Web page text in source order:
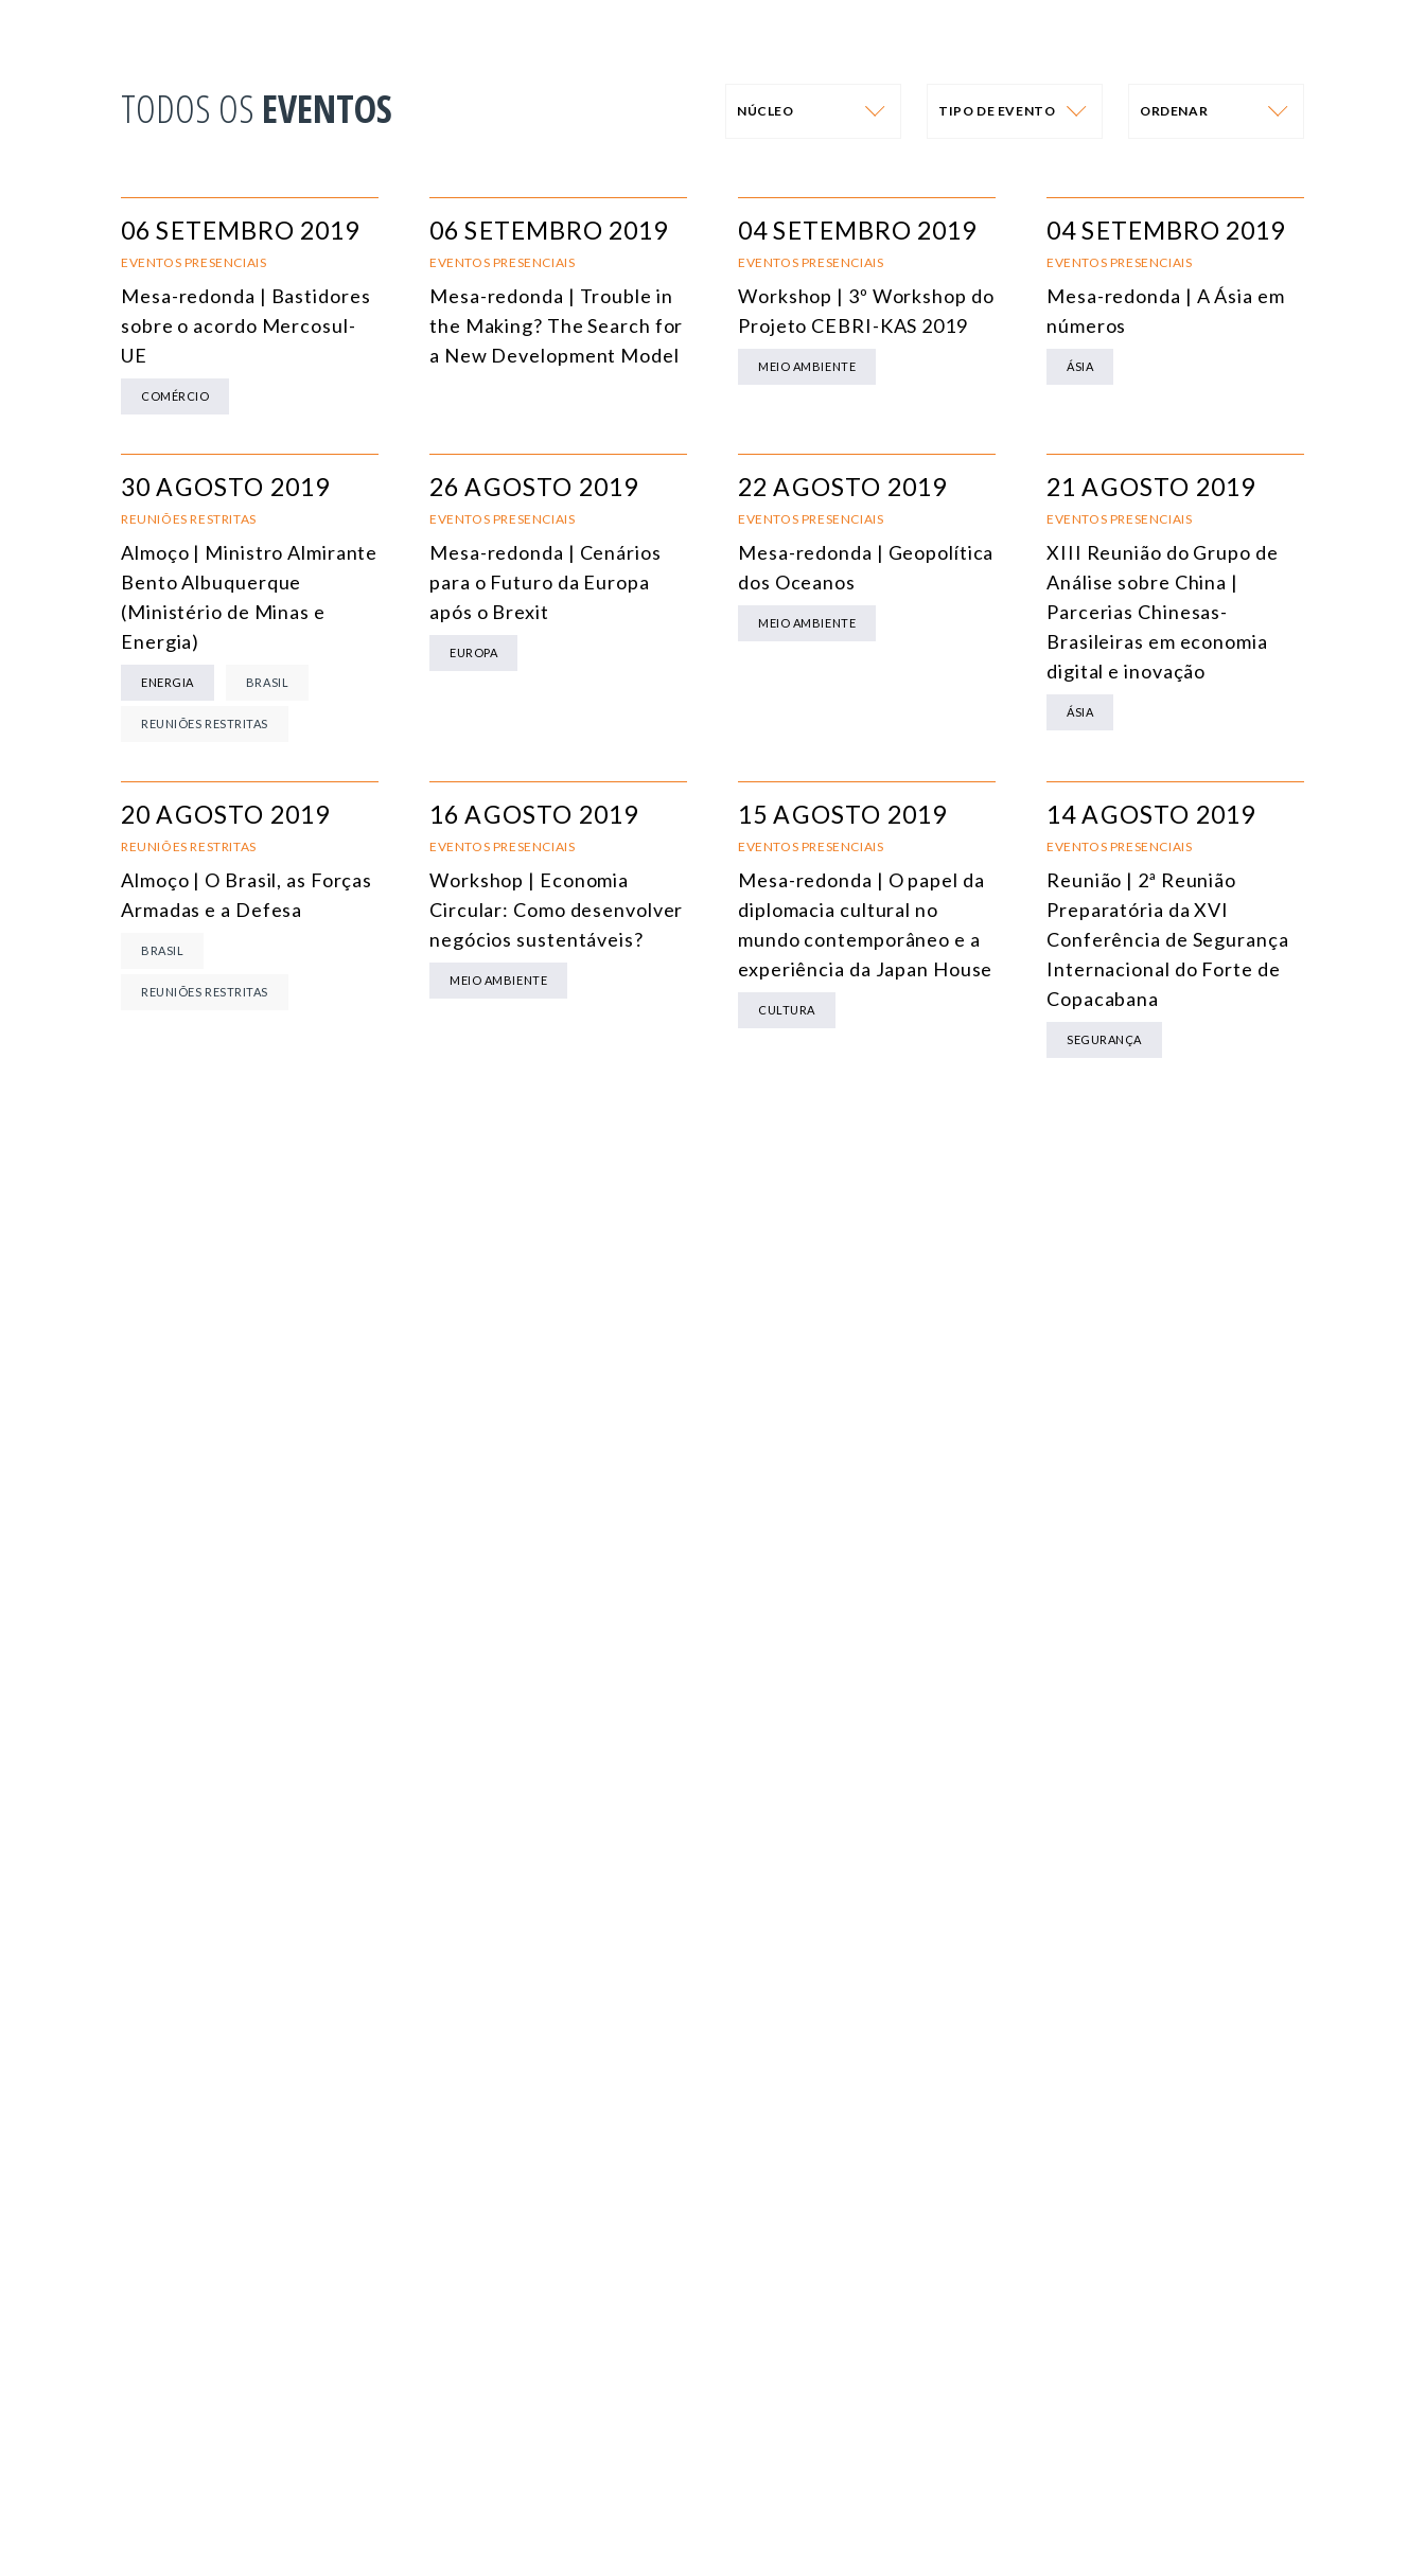
TODOS OS EVENTOS NÚCLEO
ÁSIA
CULTURA E RELAÇÕES INTERNACIONAIS
TODOS OS NÚCLEOS
TIPO DE EVENTO
CONFERÊNCIAS
TODOS OS EVENTOS
ORDENAR
TEMA
06 SETEMBRO 2019
EVENTOS PRESENCIAIS
Mesa-redonda | Bastidores
sobre o acordo Mercosul-
UE
COMÉRCIO
06 SETEMBRO 2019
EVENTOS PRESENCIAIS
Mesa-redonda | Trouble in
the Making? The Search for
a New Development Model
04 SETEMBRO 2019
EVENTOS PRESENCIAIS
Workshop | 3º Workshop do
Projeto CEBRI-KAS 2019
MEIO AMBIENTE
04 SETEMBRO 2019
EVENTOS PRESENCIAIS
Mesa-redonda | A Ásia em
números
ÁSIA
30 AGOSTO 2019
REUNIÕES RESTRITAS
Almoço | Ministro Almirante
Bento Albuquerque
(Ministério de Minas e
Energia)
ENERGIA BRASIL
REUNIÕES RESTRITAS
26 AGOSTO 2019
EVENTOS PRESENCIAIS
Mesa-redonda | Cenários
para o Futuro da Europa
após o Brexit
EUROPA
22 AGOSTO 2019
EVENTOS PRESENCIAIS
Mesa-redonda | Geopolítica
dos Oceanos
MEIO AMBIENTE
21 AGOSTO 2019
EVENTOS PRESENCIAIS
XIII Reunião do Grupo de
Análise sobre China |
Parcerias Chinesas-
Brasileiras em economia
digital e inovação
ÁSIA
20 AGOSTO 2019
REUNIÕES RESTRITAS
Almoço | O Brasil, as Forças
Armadas e a Defesa
BRASIL
REUNIÕES RESTRITAS
16 AGOSTO 2019
EVENTOS PRESENCIAIS
Workshop | Economia
Circular: Como desenvolver
negócios sustentáveis?
MEIO AMBIENTE
15 AGOSTO 2019
EVENTOS PRESENCIAIS
Mesa-redonda | O papel da
diplomacia cultural no
mundo contemporâneo e a
experiência da Japan House
CULTURA
14 AGOSTO 2019
EVENTOS PRESENCIAIS
Reunião | 2ª Reunião
Preparatória da XVI
Conferência de Segurança
Internacional do Forte de
Copacabana
SEGURANÇA